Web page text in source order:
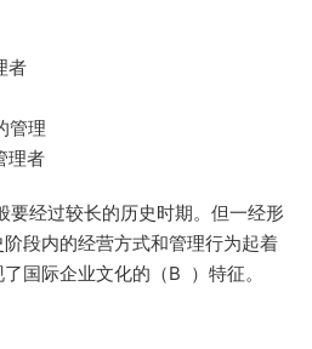
者
管理
理者
要经过较长的历史时期。但一经形
段内的经营方式和管理行为起着
国际企业文化的（B ）特征。